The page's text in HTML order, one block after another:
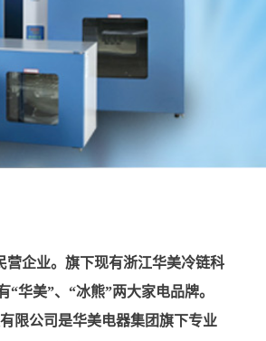
企业。旗下现有浙江华美冷链科
华美”、“冰熊”两大家电品牌。
限公司是华美电器集团旗下专业